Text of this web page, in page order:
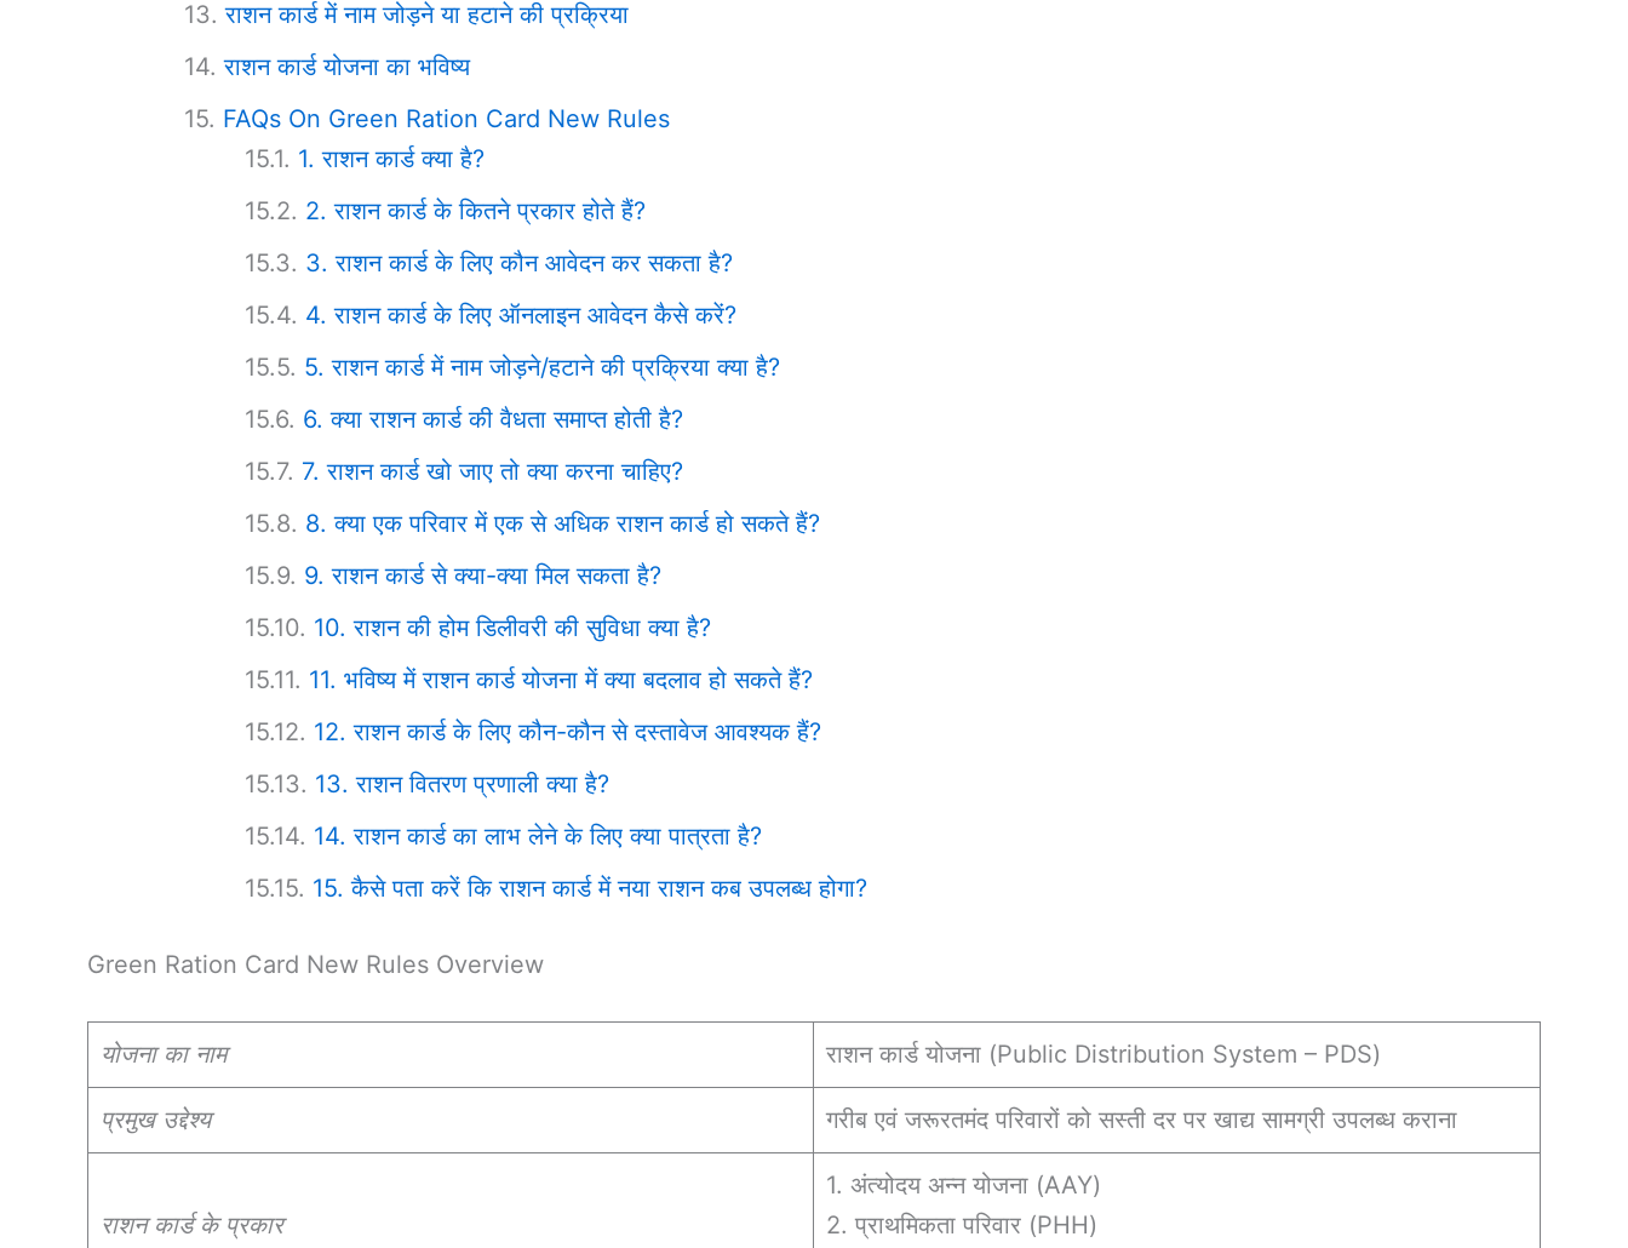
राशन कार्ड में नाम जोड़ने या हटाने की प्रक्रिया
राशन कार्ड योजना का भविष्य
FAQs On Green Ration Card New Rules
1. राशन कार्ड क्या है?
2. राशन कार्ड के कितने प्रकार होते हैं?
3. राशन कार्ड के लिए कौन आवेदन कर सकता है?
4. राशन कार्ड के लिए ऑनलाइन आवेदन कैसे करें?
5. राशन कार्ड में नाम जोड़ने/हटाने की प्रक्रिया क्या है?
6. क्या राशन कार्ड की वैधता समाप्त होती है?
7. राशन कार्ड खो जाए तो क्या करना चाहिए?
8. क्या एक परिवार में एक से अधिक राशन कार्ड हो सकते हैं?
9. राशन कार्ड से क्या-क्या मिल सकता है?
10. राशन की होम डिलीवरी की सुविधा क्या है?
11. भविष्य में राशन कार्ड योजना में क्या बदलाव हो सकते हैं?
12. राशन कार्ड के लिए कौन-कौन से दस्तावेज आवश्यक हैं?
13. राशन वितरण प्रणाली क्या है?
14. राशन कार्ड का लाभ लेने के लिए क्या पात्रता है?
15. कैसे पता करें कि राशन कार्ड में नया राशन कब उपलब्ध होगा?
Green Ration Card New Rules Overview
योजना का नाम राशन कार्ड योजना (Public Distribution System – PDS)
प्रमुख उद्देश्य गरीब एवं जरूरतमंद परिवारों को सस्ती दर पर खाद्य सामग्री उपलब्ध कराना
राशन कार्ड के प्रकार
1. अंत्योदय अन्न योजना (AAY)
2. प्राथमिकता परिवार (PHH)